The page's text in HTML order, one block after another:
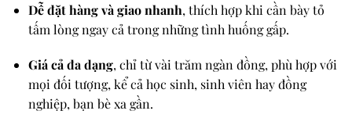
Dễ đặt hàng và giao nhanh, thích hợp khi cần bày tỏ
tấm lòng ngay cả trong những tình huống gấp.
Giá cả đa dạng, chỉ từ vài trăm ngàn đồng, phù hợp với
mọi đối tượng, kể cả học sinh, sinh viên hay đồng
nghiệp, bạn bè xa gần.